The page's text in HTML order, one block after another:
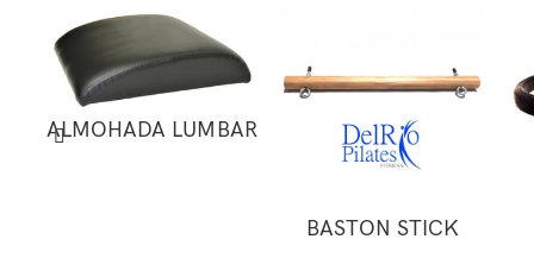
ALMOHADA LUMBAR
BASTON STICK